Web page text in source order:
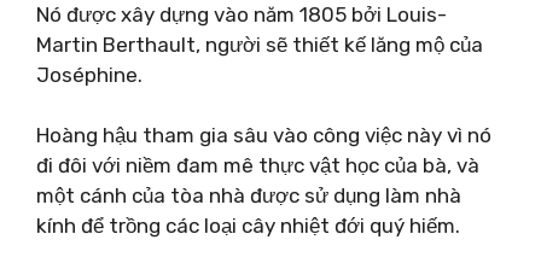
Nó được xây dựng vào năm 1805 bởi Louis-
Martin Berthault, người sẽ thiết kế lăng mộ của
Joséphine.
Hoàng hậu tham gia sâu vào công việc này vì nó
đi đôi với niềm đam mê thực vật học của bà, và
một cánh của tòa nhà được sử dụng làm nhà
kính để trồng các loại cây nhiệt đới quý hiếm.